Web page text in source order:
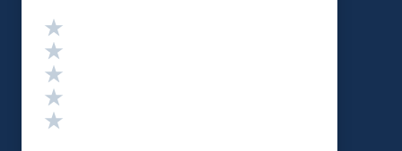
Valutazione